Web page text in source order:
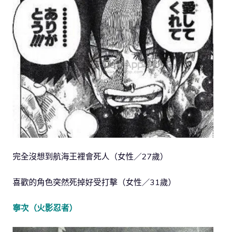
完全沒想到航海王裡會死人（女性／27歲）
喜歡的角色突然死掉好受打擊（女性／31歲）
寧次（火影忍者）